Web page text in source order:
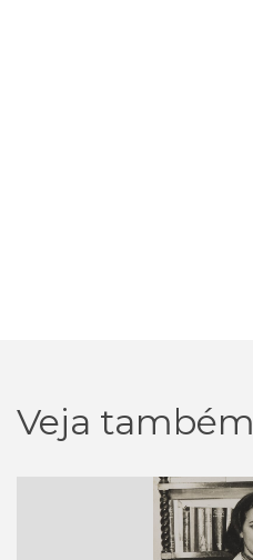
Veja também